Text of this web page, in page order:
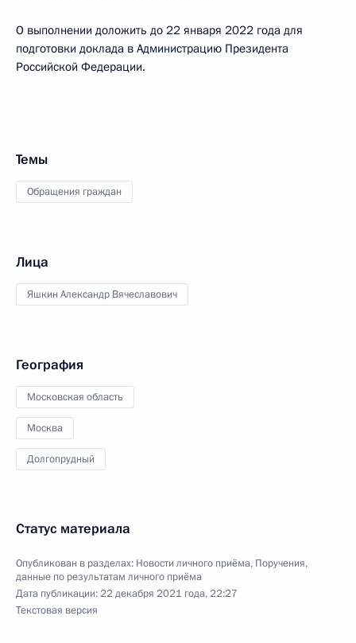
О выполнении доложить до 22 января 2022 года для
подготовки доклада в Администрацию Президента
Российской Федерации.
Темы
Обращения граждан
Лица
Яшкин Александр Вячеславович
География
Московская область
Москва
Долгопрудный
Статус материала
Опубликован в разделах: Новости личного приёма, Поручения,
данные по результатам личного приёма
Дата публикации:22 декабря 2021 года, 22:27
Текстовая версия